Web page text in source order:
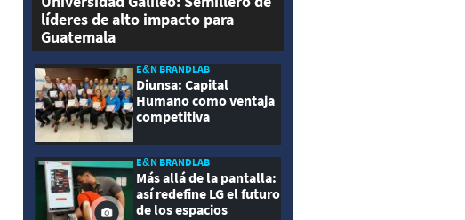
líderes de alto impacto para
Guatemala
E&N BRANDLAB
Diunsa: Capital
Humano como ventaja
competitiva
E&N BRANDLAB
Más allá de la pantalla:
así redefine LG el futuro
de los espacios